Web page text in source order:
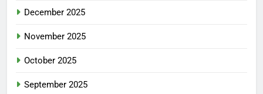
December 2025
November 2025
October 2025
September 2025